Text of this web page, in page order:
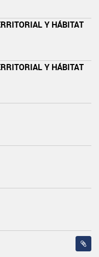
Y HÁBITAT
Y HÁBITAT